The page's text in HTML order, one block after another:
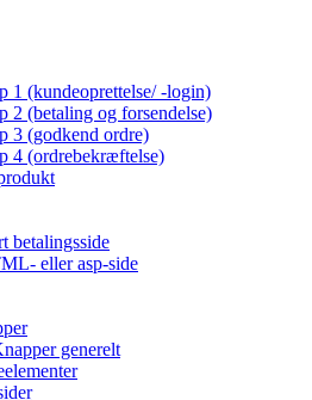
1 (kundeoprettelse/ -login)
2 (betaling og forsendelse)
3 (godkend ordre)
4 (ordrebekræftelse)
betalingsside
eller asp-side
generelt